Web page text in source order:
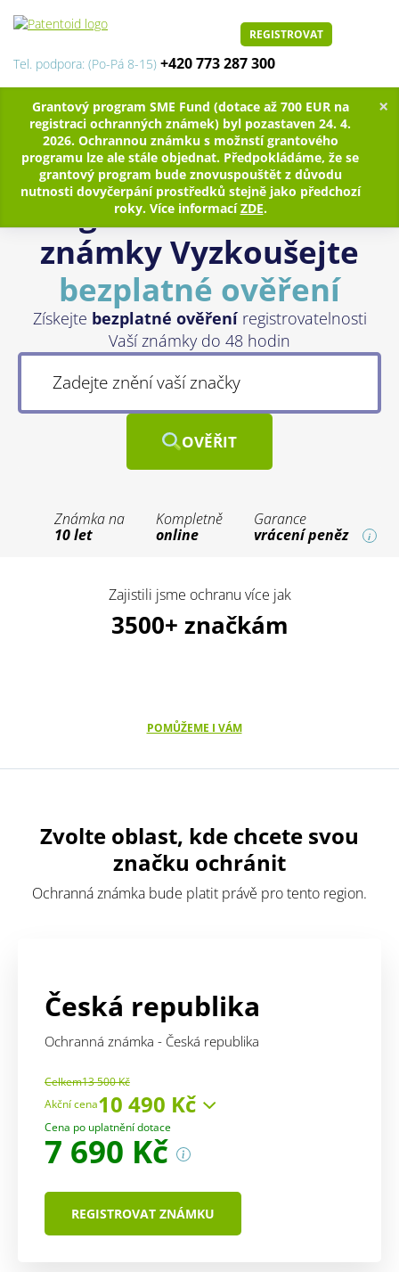
REGISTROVAT
Tel. podpora: (Po-Pá 8-15) +420 773 287 300
Grantový program SME Fund (dotace až 700 EUR na
registraci ochranných známek) byl pozastaven 24. 4.
2026. Ochrannou známku s možnstí grantového
programu lze ale stále objednat. Předpokládáme, že se
grantový program bude znovuspouštět z důvodu
nutnosti dovyčerpání prostředků stejně jako předchozí
roky. Více informacíZDE.
×
Registrace ochranné
známkyVyzkoušejte
bezplatné ověření
Získejte bezplatné ověřeníregistrovatelnosti
Vaší známky do 48 hodin
OVĚŘIT
Známka na
10 let
Kompletně
online
Garance
vrácení peněz
i
Zajistili jsme ochranu více jak
3500+ značkám
POMŮŽEME I VÁM
Zvolte oblast, kde chcete svou
značku ochránit
Ochranná známka bude platit právě pro tento region.
Česká republika
Ochranná známka - Česká republika
Celkem13 500 Kč
Akční cena10 490 Kč
Cena zahrnuje:
služba
správní poplatek
Cena po uplatnění dotace
7 690 Kč
REGISTROVAT ZNÁMKU